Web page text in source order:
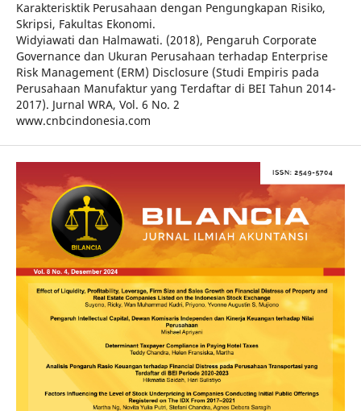
Karakterisktik Perusahaan dengan Pengungkapan Risiko,
Skripsi, Fakultas Ekonomi.
Widyiawati dan Halmawati. (2018), Pengaruh Corporate
Governance dan Ukuran Perusahaan terhadap Enterprise
Risk Management (ERM) Disclosure (Studi Empiris pada
Perusahaan Manufaktur yang Terdaftar di BEI Tahun 2014-
2017). Jurnal WRA, Vol. 6 No. 2
www.cnbcindonesia.com